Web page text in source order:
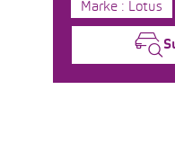
Marke : Lotus